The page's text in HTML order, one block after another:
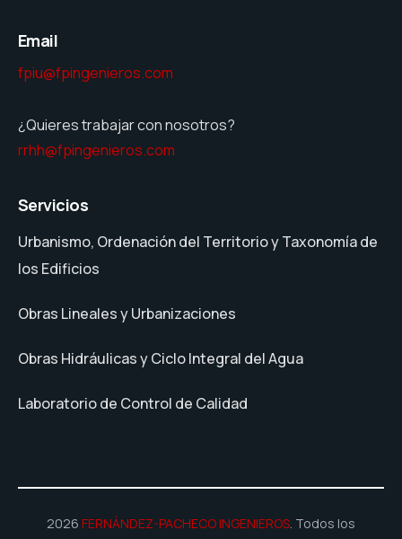
Email
fpiu@fpingenieros.com
¿Quieres trabajar con nosotros?
rrhh@fpingenieros.com
Servicios
Urbanismo, Ordenación del Territorio y Taxonomía de
los Edificios
Obras Lineales y Urbanizaciones
Obras Hidráulicas y Ciclo Integral del Agua
Laboratorio de Control de Calidad
2026 FERNÁNDEZ-PACHECO INGENIEROS . Todos los